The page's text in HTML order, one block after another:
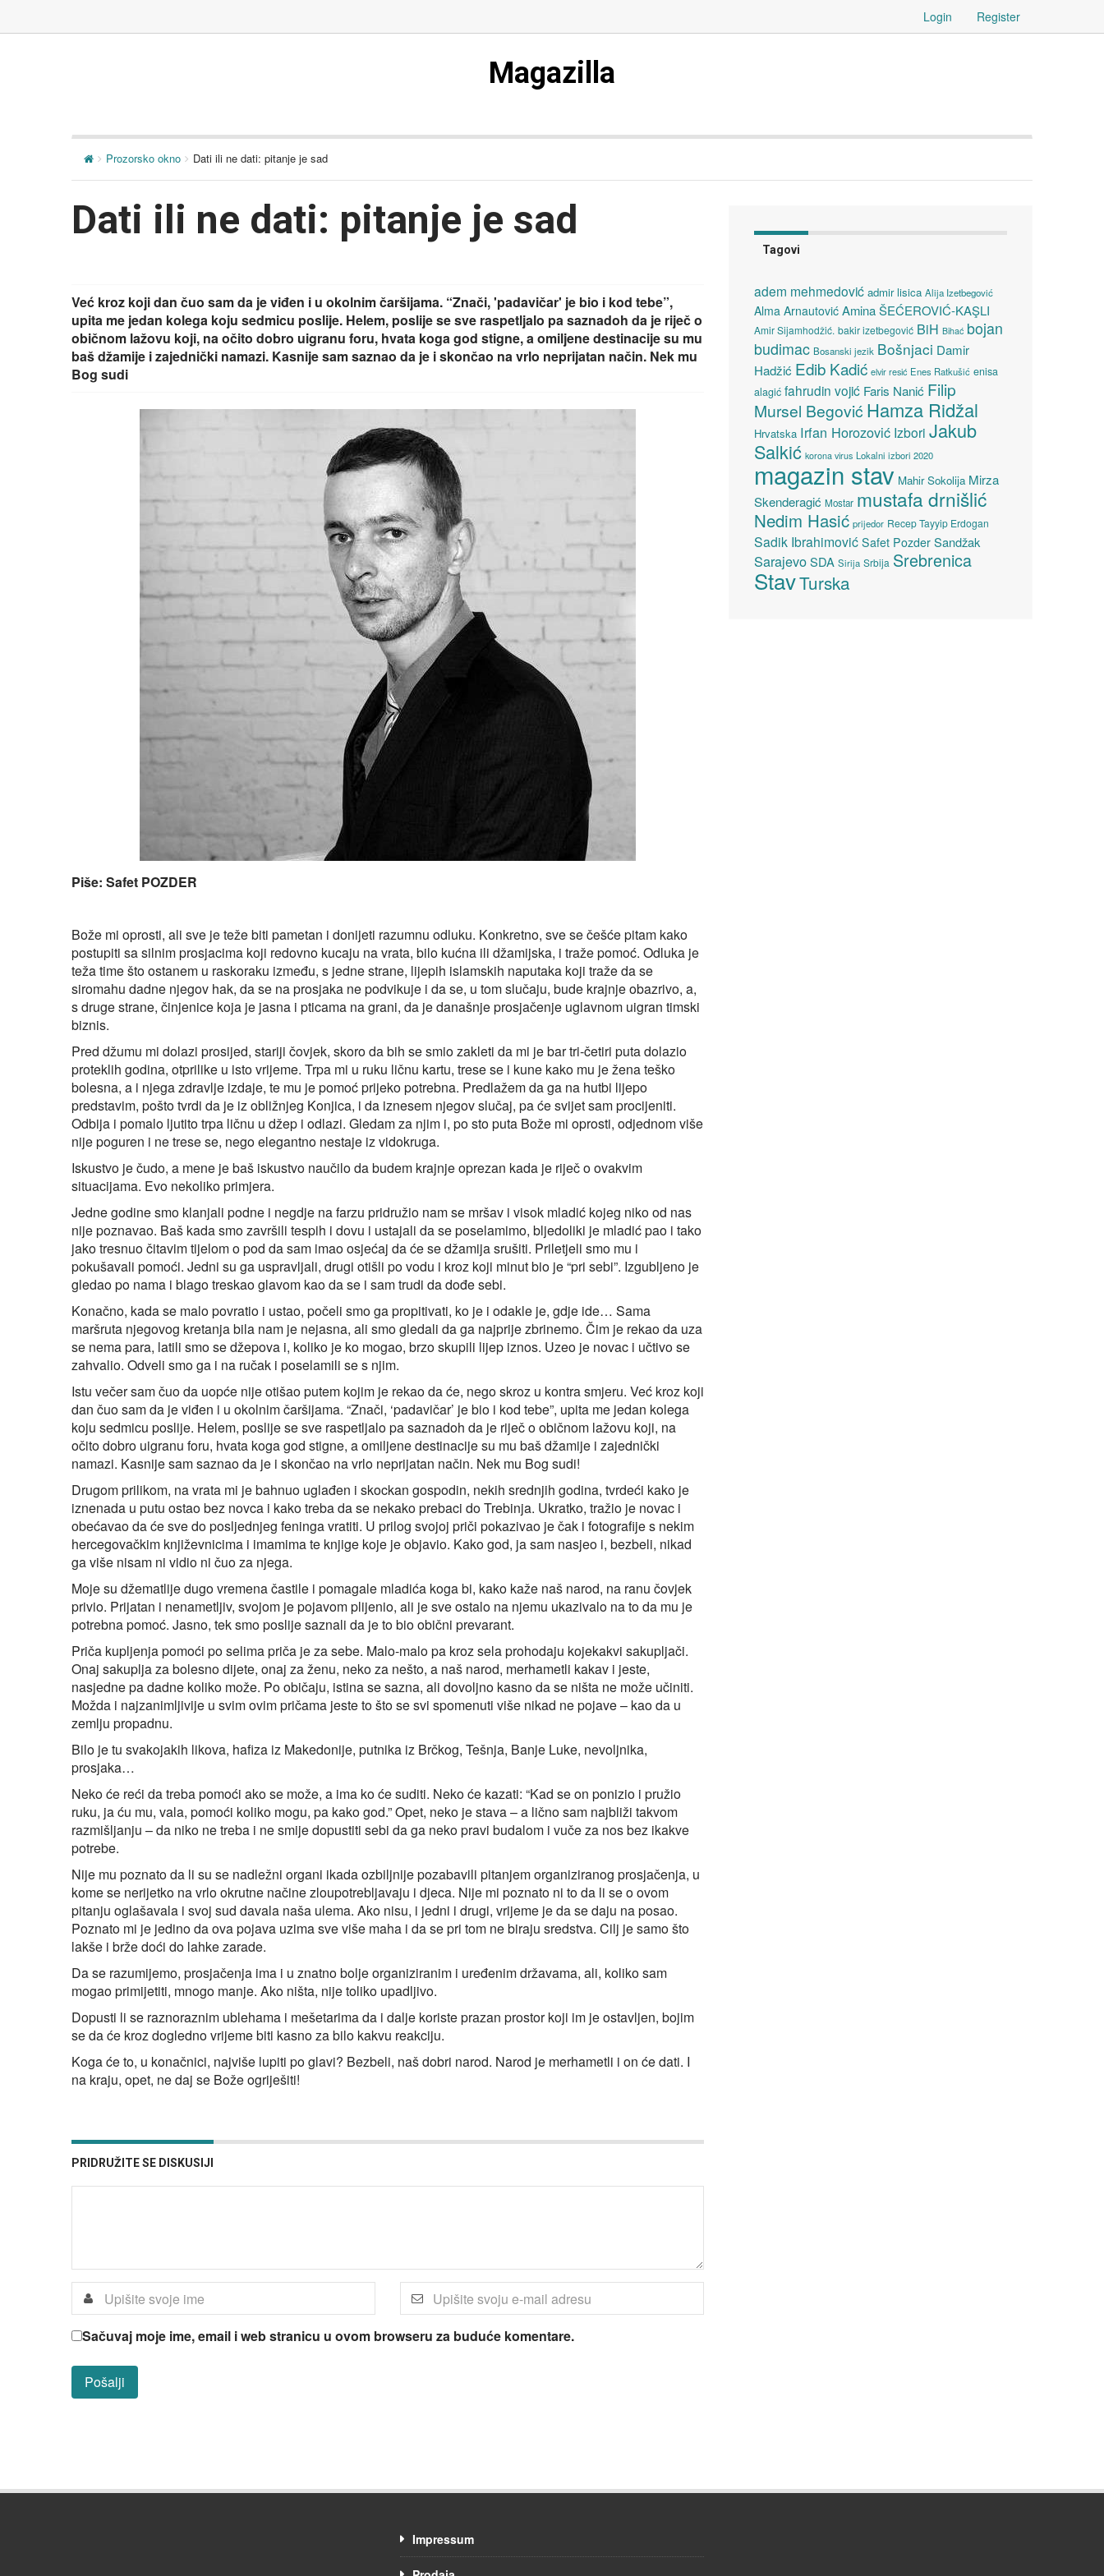
Login Register
Magazilla
Prozorsko okno Dati ili ne dati: pitanje je sad
Dati ili ne dati: pitanje je sad
Već kroz koji dan čuo sam da je viđen i u okolnim čaršijama. “Znači, 'padavičar' je bio i kod tebe”,
upita me jedan kolega koju sedmicu poslije. Helem, poslije se sve raspetljalo pa saznadoh da je riječ o
običnom lažovu koji, na očito dobro uigranu foru, hvata koga god stigne, a omiljene destinacije su mu
baš džamije i zajednički namazi. Kasnije sam saznao da je i skončao na vrlo neprijatan način. Nek mu
Bog sudi
Piše: Safet POZDER
Bože mi oprosti, ali sve je teže biti pametan i donijeti razumnu odluku. Konkretno, sve se češće pitam kako
postupiti sa silnim prosjacima koji redovno kucaju na vrata, bilo kućna ili džamijska, i traže pomoć. Odluka je
teža time što ostanem u raskoraku između, s jedne strane, lijepih islamskih naputaka koji traže da se
siromahu dadne njegov hak, da se na prosjaka ne podvikuje i da se, u tom slučaju, bude krajnje obazrivo, a,
s druge strane, činjenice koja je jasna i pticama na grani, da je današnje prosjačenje uglavnom uigran timski
biznis.
Pred džumu mi dolazi prosijed, stariji čovjek, skoro da bih se smio zakleti da mi je bar tri‑četiri puta dolazio
proteklih godina, otprilike u isto vrijeme. Trpa mi u ruku ličnu kartu, trese se i kune kako mu je žena teško
bolesna, a i njega zdravlje izdaje, te mu je pomoć prijeko potrebna. Predlažem da ga na hutbi lijepo
predstavim, pošto tvrdi da je iz obližnjeg Konjica, i da iznesem njegov slučaj, pa će svijet sam procijeniti.
Odbija i pomalo ljutito trpa ličnu u džep i odlazi. Gledam za njim i, po sto puta Bože mi oprosti, odjednom više
nije poguren i ne trese se, nego elegantno nestaje iz vidokruga.
Iskustvo je čudo, a mene je baš iskustvo naučilo da budem krajnje oprezan kada je riječ o ovakvim
situacijama. Evo nekoliko primjera.
Jedne godine smo klanjali podne i negdje na farzu pridružio nam se mršav i visok mladić kojeg niko od nas
nije poznavao. Baš kada smo završili tespih i dovu i ustajali da se poselamimo, bljedoliki je mladić pao i tako
jako tresnuo čitavim tijelom o pod da sam imao osjećaj da će se džamija srušiti. Priletjeli smo mu i
pokušavali pomoći. Jedni su ga uspravljali, drugi otišli po vodu i kroz koji minut bio je “pri sebi”. Izgubljeno je
gledao po nama i blago treskao glavom kao da se i sam trudi da dođe sebi.
Konačno, kada se malo povratio i ustao, počeli smo ga propitivati, ko je i odakle je, gdje ide… Sama
maršruta njegovog kretanja bila nam je nejasna, ali smo gledali da ga najprije zbrinemo. Čim je rekao da uza
se nema para, latili smo se džepova i, koliko je ko mogao, brzo skupili lijep iznos. Uzeo je novac i učtivo se
zahvalio. Odveli smo ga i na ručak i poselamili se s njim.
Istu večer sam čuo da uopće nije otišao putem kojim je rekao da će, nego skroz u kontra smjeru. Već kroz koji
dan čuo sam da je viđen i u okolnim čaršijama. “Znači, ‘padavičar’ je bio i kod tebe”, upita me jedan kolega
koju sedmicu poslije. Helem, poslije se sve raspetljalo pa saznadoh da je riječ o običnom lažovu koji, na
očito dobro uigranu foru, hvata koga god stigne, a omiljene destinacije su mu baš džamije i zajednički
namazi. Kasnije sam saznao da je i skončao na vrlo neprijatan način. Nek mu Bog sudi!
Drugom prilikom, na vrata mi je bahnuo uglađen i skockan gospodin, nekih srednjih godina, tvrdeći kako je
iznenada u putu ostao bez novca i kako treba da se nekako prebaci do Trebinja. Ukratko, tražio je novac i
obećavao da će sve do posljednjeg feninga vratiti. U prilog svojoj priči pokazivao je čak i fotografije s nekim
hercegovačkim književnicima i imamima te knjige koje je objavio. Kako god, ja sam nasjeo i, bezbeli, nikad
ga više nisam ni vidio ni čuo za njega.
Moje su džematlije dugo vremena častile i pomagale mladića koga bi, kako kaže naš narod, na ranu čovjek
privio. Prijatan i nenametljiv, svojom je pojavom plijenio, ali je sve ostalo na njemu ukazivalo na to da mu je
potrebna pomoć. Jasno, tek smo poslije saznali da je to bio obični prevarant.
Priča kupljenja pomoći po selima priča je za sebe. Malo-malo pa kroz sela prohodaju kojekakvi sakupljači.
Onaj sakuplja za bolesno dijete, onaj za ženu, neko za nešto, a naš narod, merhametli kakav i jeste,
nasjedne pa dadne koliko može. Po običaju, istina se sazna, ali dovoljno kasno da se ništa ne može učiniti.
Možda i najzanimljivije u svim ovim pričama jeste to što se svi spomenuti više nikad ne pojave – kao da u
zemlju propadnu.
Bilo je tu svakojakih likova, hafiza iz Makedonije, putnika iz Brčkog, Tešnja, Banje Luke, nevoljnika,
prosjaka…
Neko će reći da treba pomoći ako se može, a ima ko će suditi. Neko će kazati: “Kad se on ponizio i pružio
ruku, ja ću mu, vala, pomoći koliko mogu, pa kako god.” Opet, neko je stava – a lično sam najbliži takvom
razmišljanju – da niko ne treba i ne smije dopustiti sebi da ga neko pravi budalom i vuče za nos bez ikakve
potrebe.
Nije mu poznato da li su se nadležni organi ikada ozbiljnije pozabavili pitanjem organiziranog prosjačenja, u
kome se nerijetko na vrlo okrutne načine zloupotrebljavaju i djeca. Nije mi poznato ni to da li se o ovom
pitanju oglašavala i svoj sud davala naša ulema. Ako nisu, i jedni i drugi, vrijeme je da se daju na posao.
Poznato mi je jedino da ova pojava uzima sve više maha i da se pri tom ne biraju sredstva. Cilj je samo što
lakše i brže doći do lahke zarade.
Da se razumijemo, prosjačenja ima i u znatno bolje organiziranim i uređenim državama, ali, koliko sam
mogao primijetiti, mnogo manje. Ako ništa, nije toliko upadljivo.
Dopusti li se raznoraznim ublehama i mešetarima da i dalje koriste prazan prostor koji im je ostavljen, bojim
se da će kroz dogledno vrijeme biti kasno za bilo kakvu reakciju.
Koga će to, u konačnici, najviše lupiti po glavi? Bezbeli, naš dobri narod. Narod je merhametli i on će dati. I
na kraju, opet, ne daj se Bože ogriješiti!
PRIDRUŽITE SE DISKUSIJI
Sačuvaj moje ime, email i web stranicu u ovom browseru za buduće komentare.
Tagovi
adem mehmedović admir lisica Alija Izetbegović
Alma Arnautović Amina ŠEĆEROVIĆ-KAŞLI
Amir Sijamhodžić. bakir izetbegović BiH Bihać bojan
budimac Bosanski jezik Bošnjaci Damir
Hadžić Edib Kadić elvir resić Enes Ratkušić enisa
alagić fahrudin vojić Faris Nanić Filip
Mursel Begović Hamza Ridžal
Hrvatska Irfan Horozović Izbori Jakub
Salkić korona virus Lokalni izbori 2020
magazin stav Mahir Sokolija Mirza
Skenderagić Mostar mustafa drnišlić
Nedim Hasić prijedor Recep Tayyip Erdogan
Sadik Ibrahimović Safet Pozder Sandžak
SarajevoSDA Sirija Srbija Srebrenica
StavTurska
Impressum